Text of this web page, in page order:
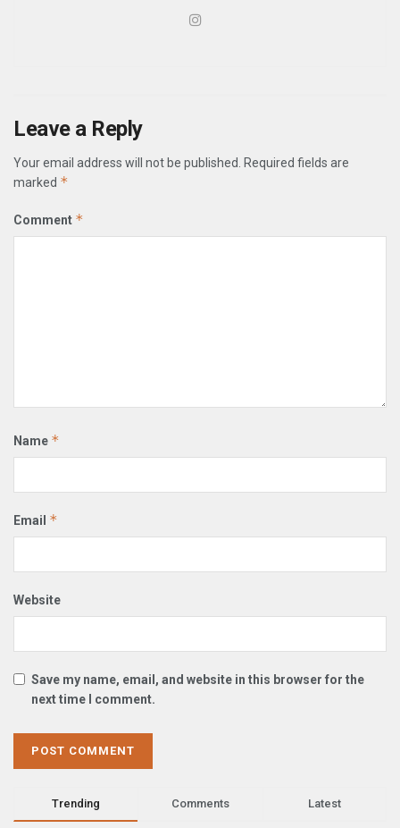
Leave a Reply
Your email address will not be published. Required fields are
marked *
Comment *
Name *
Email *
Website
Save my name, email, and website in this browser for the
next time I comment.
Trending Comments Latest